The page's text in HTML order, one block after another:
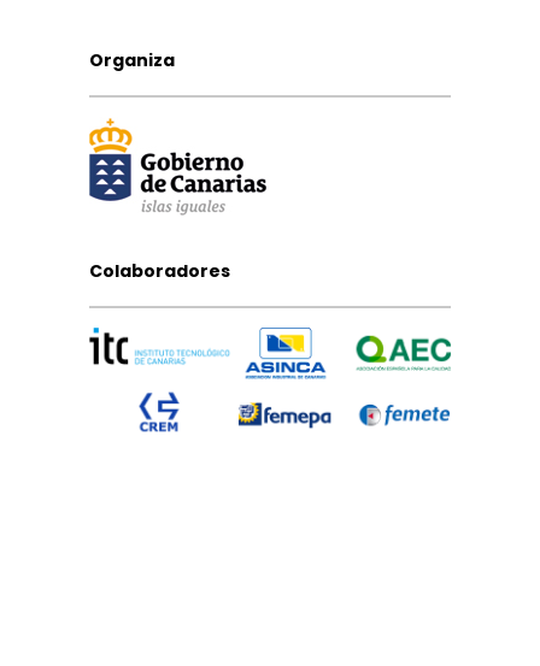
Organiza
Colaboradores